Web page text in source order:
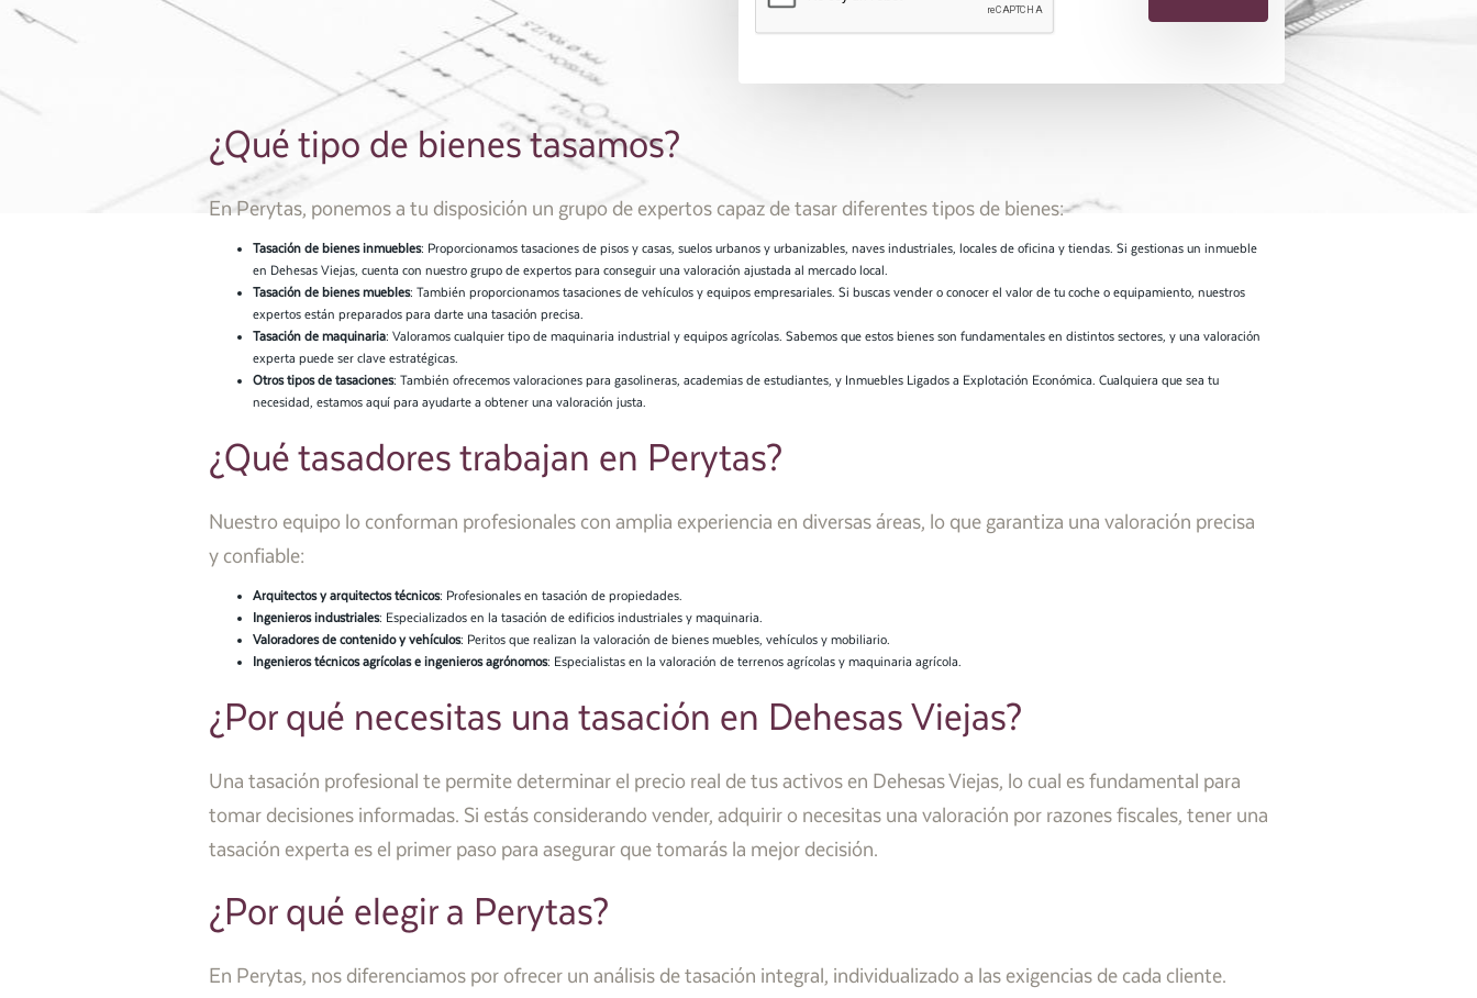
¿Qué tipo de bienes tasamos?
En Perytas, ponemos a tu disposición un grupo de expertos capaz de tasar diferentes tipos de bienes:
Tasación de bienes inmuebles: Proporcionamos tasaciones de pisos y casas, suelos urbanos y urbanizables, naves industriales, locales de oficina y tiendas. Si gestionas un inmueble
en Dehesas Viejas, cuenta con nuestro grupo de expertos para conseguir una valoración ajustada al mercado local.
Tasación de bienes muebles: También proporcionamos tasaciones de vehículos y equipos empresariales. Si buscas vender o conocer el valor de tu coche o equipamiento, nuestros
expertos están preparados para darte una tasación precisa.
Tasación de maquinaria: Valoramos cualquier tipo de maquinaria industrial y equipos agrícolas. Sabemos que estos bienes son fundamentales en distintos sectores, y una valoración
experta puede ser clave estratégicas.
Otros tipos de tasaciones: También ofrecemos valoraciones para gasolineras, academias de estudiantes, y Inmuebles Ligados a Explotación Económica. Cualquiera que sea tu
necesidad, estamos aquí para ayudarte a obtener una valoración justa.
¿Qué tasadores trabajan en Perytas?
Nuestro equipo lo conforman profesionales con amplia experiencia en diversas áreas, lo que garantiza una valoración precisa
y confiable:
Arquitectos y arquitectos técnicos: Profesionales en tasación de propiedades.
Ingenieros industriales: Especializados en la tasación de edificios industriales y maquinaria.
Valoradores de contenido y vehículos: Peritos que realizan la valoración de bienes muebles, vehículos y mobiliario.
Ingenieros técnicos agrícolas e ingenieros agrónomos: Especialistas en la valoración de terrenos agrícolas y maquinaria agrícola.
¿Por qué necesitas una tasación en Dehesas Viejas?
Una tasación profesional te permite determinar el precio real de tus activos en Dehesas Viejas, lo cual es fundamental para
tomar decisiones informadas. Si estás considerando vender, adquirir o necesitas una valoración por razones fiscales, tener una
tasación experta es el primer paso para asegurar que tomarás la mejor decisión.
¿Por qué elegir a Perytas?
En Perytas, nos diferenciamos por ofrecer un análisis de tasación integral, individualizado a las exigencias de cada cliente.